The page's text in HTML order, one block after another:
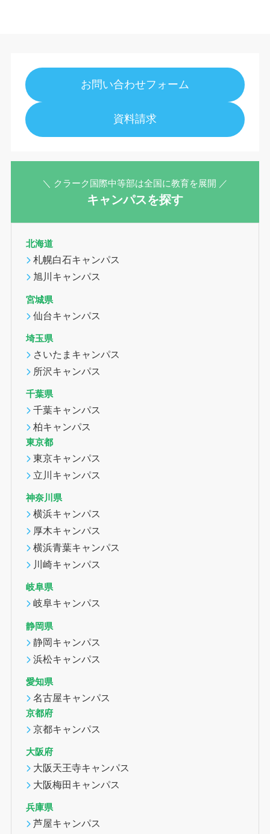
お問い合わせフォーム
資料請求
＼ クラーク国際中等部は全国に教育を展開 ／
キャンパスを探す
北海道
札幌白石キャンパス
旭川キャンパス
宮城県
仙台キャンパス
埼玉県
さいたまキャンパス
所沢キャンパス
千葉県
千葉キャンパス
柏キャンパス
東京都
東京キャンパス
立川キャンパス
神奈川県
横浜キャンパス
厚木キャンパス
横浜青葉キャンパス
川崎キャンパス
岐阜県
岐阜キャンパス
静岡県
静岡キャンパス
浜松キャンパス
愛知県
名古屋キャンパス
京都府
京都キャンパス
大阪府
大阪天王寺キャンパス
大阪梅田キャンパス
兵庫県
芦屋キャンパス